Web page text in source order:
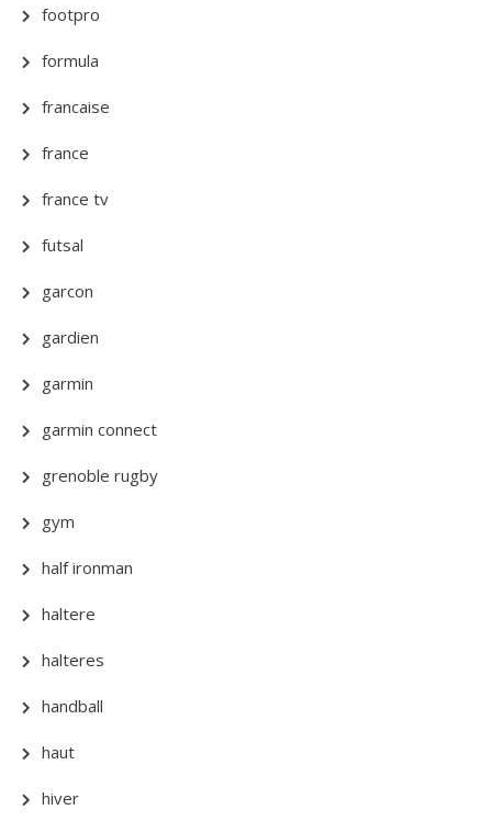
footpro
formula
francaise
france
france tv
futsal
garcon
gardien
garmin
garmin connect
grenoble rugby
gym
half ironman
haltere
halteres
handball
haut
hiver